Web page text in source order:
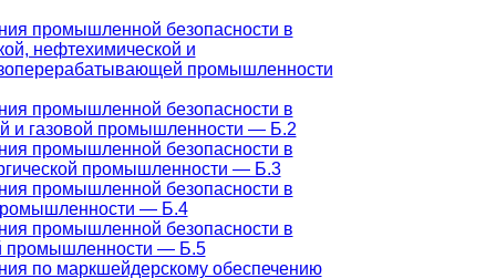
промышленной безопасности в
нефтехимической и
промышленности
промышленной безопасности в
и газовой промышленности — Б.2
промышленной безопасности в
промышленности — Б.3
промышленной безопасности в
— Б.4
промышленной безопасности в
промышленности — Б.5
по маркшейдерскому обеспечению